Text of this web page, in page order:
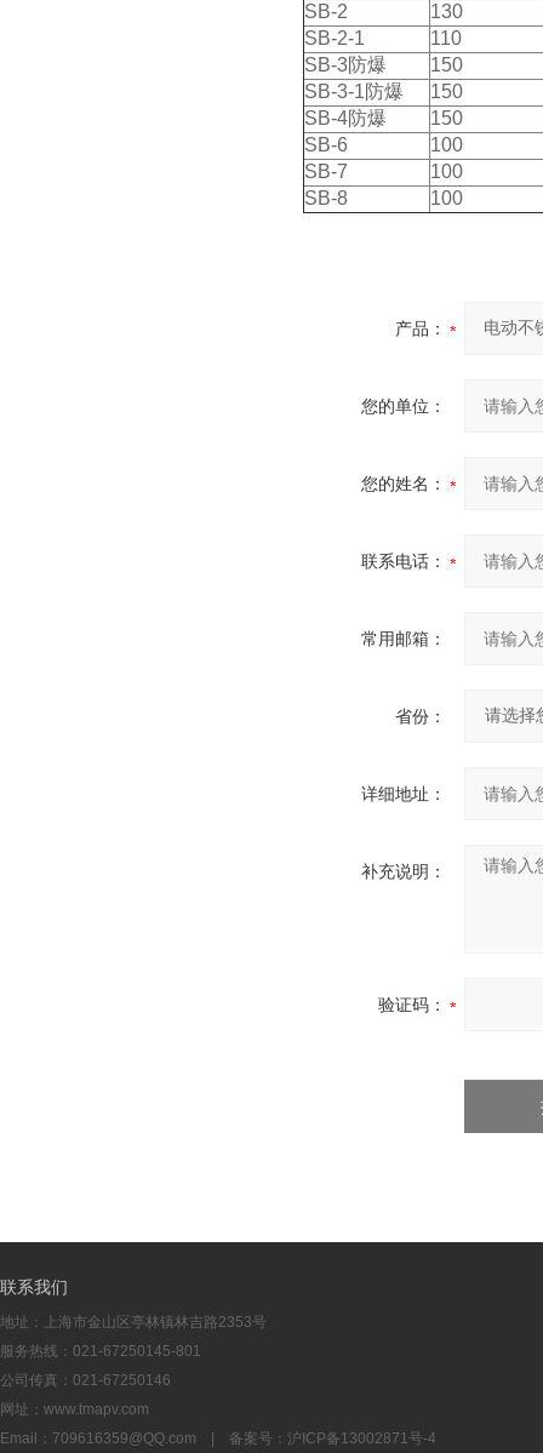
SB-2
130
SB-2-1
110
SB-3防爆
150
SB-3-1防爆
150
SB-4防爆
150
SB-6
100
SB-7
100
SB-8
100
产品：
您的单位：
您的姓名：
联系电话：
常用邮箱：
省份：
详细地址：
补充说明：
验证码：
联系我们
地址：上海市金山区亭林镇林吉路2353号
服务热线：021-67250145-801
公司传真：021-67250146
网址：www.tmapv.com
Email： 709616359@QQ.com | 备案号： 沪ICP备13002871号-4